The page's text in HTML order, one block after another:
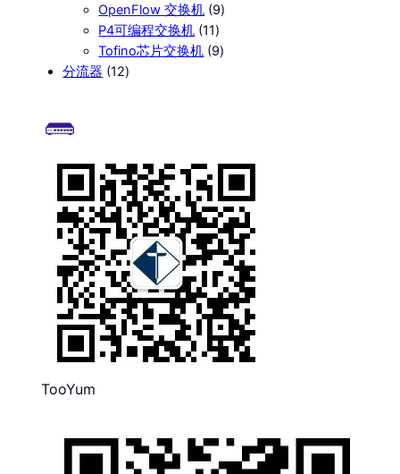
产
品
个
产
品
OpenFlow 交换机 99
产
P4可编程交换机 1111
个
Tofino芯片交换机 99
分流器 1212
TooYum